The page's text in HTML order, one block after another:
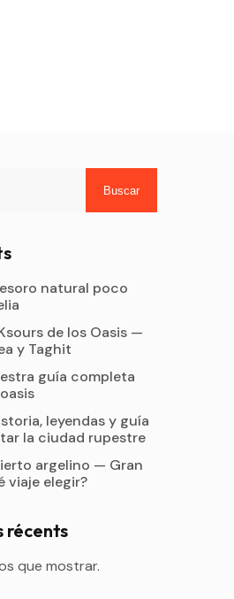
Buscar
natural poco
de los Oasis —
y Taghit
guía completa
leyendas y guía
la ciudad rupestre
argelino — Gran
viaje elegir?
récents
que mostrar.